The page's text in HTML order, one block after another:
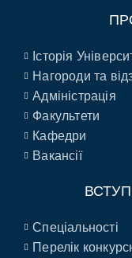
Історія
Нагороди та
Адміністрація
Факультети
Кафедри
Вакансії
Спеціальності
Перелік